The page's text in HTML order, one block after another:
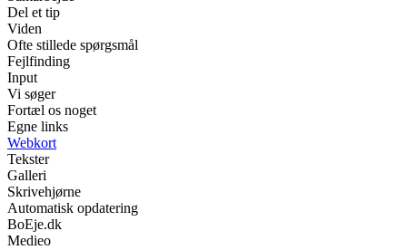
Del et tip
Viden
Ofte stillede spørgsmål
Fejlfinding
Input
Vi søger
Fortæl os noget
Egne links
Webkort
Tekster
Galleri
Skrivehjørne
Automatisk opdatering
BoEje.dk
Medieo